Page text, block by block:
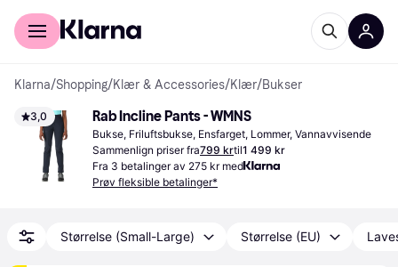
For kunder
Klarna/Shopping/Klær & Accessories/Klær/Bukser
3,0 Rab Incline Pants - WMNS
Bukse, Friluftsbukse, Ensfarget, Lommer, Vannavvisende
Sammenlign priser fra799 krtil1 499 kr
Fra 3 betalinger av 275 kr med
Prøv fleksible betalinger*
Størrelse (Small-Large) Størrelse (EU)